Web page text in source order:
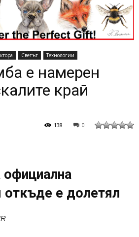
Светът Технологии
е намерен
край
0
138
официална
е долетял